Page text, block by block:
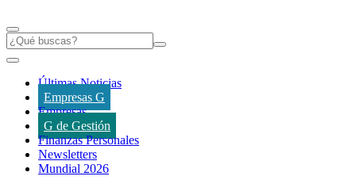
Últimas Noticias
Empresas G
Empresas
G de Gestión
Finanzas Personales
Newsletters
Mundial 2026